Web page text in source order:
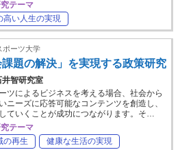
テーマ
高い人生の実現
ポーツ大学
課題の解決」を実現する政策研究
智研究室
ツによるビジネスを考える場合、社会から
ニーズに応答可能なコンテンツを創造し、
ていくことが成功につながります。そ…
テーマ
の再生
健康な生活の実現